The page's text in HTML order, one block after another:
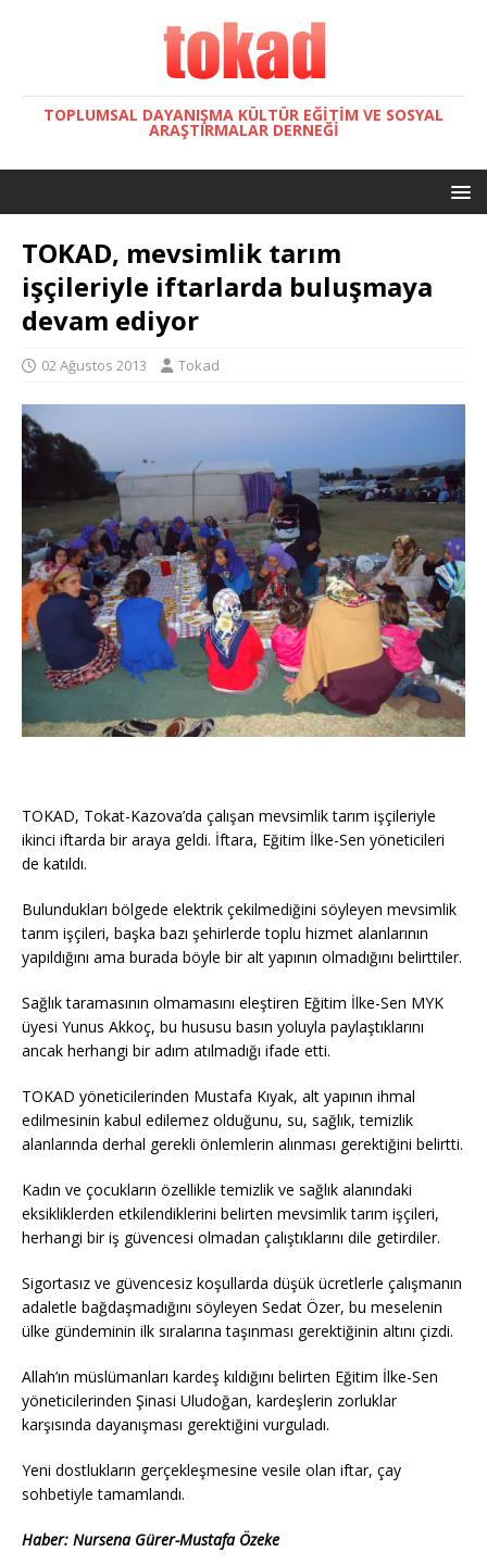
TOPLUMSAL DAYANIŞMA KÜLTÜR EĞITIM VE SOSYAL
ARAŞTIRMALAR DERNEĞI
TOKAD, mevsimlik tarım
işçileriyle iftarlarda buluşmaya
devam ediyor
02 Ağustos 2013 Tokad
TOKAD, Tokat-Kazova’da çalışan mevsimlik tarım işçileriyle
ikinci iftarda bir araya geldi. İftara, Eğitim İlke-Sen yöneticileri
de katıldı.
Bulundukları bölgede elektrik çekilmediğini söyleyen mevsimlik
tarım işçileri, başka bazı şehirlerde toplu hizmet alanlarının
yapıldığını ama burada böyle bir alt yapının olmadığını belirttiler.
Sağlık taramasının olmamasını eleştiren Eğitim İlke-Sen MYK
üyesi Yunus Akkoç, bu hususu basın yoluyla paylaştıklarını
ancak herhangi bir adım atılmadığı ifade etti.
TOKAD yöneticilerinden Mustafa Kıyak, alt yapının ihmal
edilmesinin kabul edilemez olduğunu, su, sağlık, temizlik
alanlarında derhal gerekli önlemlerin alınması gerektiğini belirtti.
Kadın ve çocukların özellikle temizlik ve sağlık alanındaki
eksikliklerden etkilendiklerini belirten mevsimlik tarım işçileri,
herhangi bir iş güvencesi olmadan çalıştıklarını dile getirdiler.
Sigortasız ve güvencesiz koşullarda düşük ücretlerle çalışmanın
adaletle bağdaşmadığını söyleyen Sedat Özer, bu meselenin
ülke gündeminin ilk sıralarına taşınması gerektiğinin altını çizdi.
Allah’ın müslümanları kardeş kıldığını belirten Eğitim İlke-Sen
yöneticilerinden Şinasi Uludoğan, kardeşlerin zorluklar
karşısında dayanışması gerektiğini vurguladı.
Yeni dostlukların gerçekleşmesine vesile olan iftar, çay
sohbetiyle tamamlandı.
Haber: Nursena Gürer-Mustafa Özeke